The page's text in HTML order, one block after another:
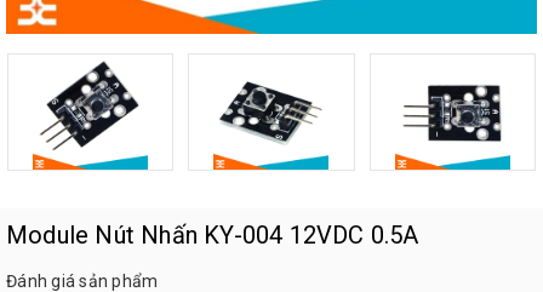
Module Nút Nhấn KY-004 12VDC 0.5A
Đánh giá sản phẩm